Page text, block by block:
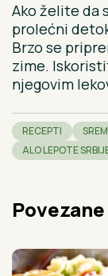
Ako želite da
prolećni
Brzo se
zime.
njegovim
RECEPTI
ALO LEPOTE